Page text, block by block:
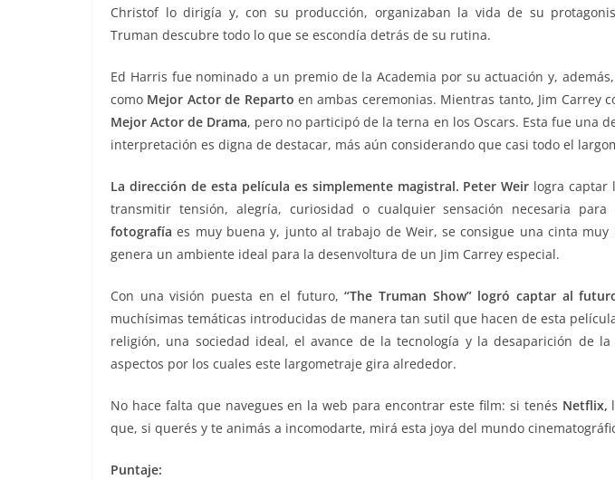
Christof lo dirigía y, con su producción, organizaban la vida de su
Truman descubre todo lo que se escondía detrás de su rutina.
Ed Harris fue nominado a un premio de la Academia por su actuación y,
como Mejor Actor de Reparto en ambas ceremonias. Mientras tanto, Jim Carrey
Mejor Actor de Drama, pero no participó de la terna en los Oscars. Esta fue una
interpretación es digna de destacar, más aún considerando que casi todo el
La dirección de esta película es simplemente magistral. Peter Weir logra captar
transmitir tensión, alegría, curiosidad o cualquier sensación necesaria para
fotografía es muy buena y, junto al trabajo de Weir, se consigue una cinta muy
genera un ambiente ideal para la desenvoltura de un Jim Carrey especial.
Con una visión puesta en el futuro,“The Truman Show” logró captar al
muchísimas temáticas introducidas de manera tan sutil que hacen de esta
religión, una sociedad ideal, el avance de la tecnología y la desaparición de
aspectos por los cuales este largometraje gira alrededor.
No hace falta que navegues en la web para encontrar este film: si tenés Netflix,
que, si querés y te animás a incomodarte, mirá esta joya del mundo
Puntaje: